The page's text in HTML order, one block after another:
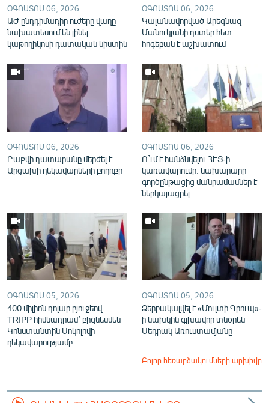
«Ազատության» բոլոր կայքերը
ՕԳՈՍՏՈՍ 06, 2026
ԱԺ ընդդիմադիր ուժերը վաղը
նախատեսում են լինել
կաթողիկոսի դատական նիստին
ՕԳՈՍՏՈՍ 06, 2026
Կալանավորված Արեգնազ
Մանուկյանի դստեր հետ
հոգեբան է աշխատում
ՕԳՈՍՏՈՍ 06, 2026
Բաքվի դատարանը մերժել է
Արցախի ղեկավարների բողոքը
ՕԳՈՍՏՈՍ 06, 2026
Ո՞ւմ է հանձնվելու ՀԷՑ-ի
կառավարումը. նախարարը
գործընթացից մանրամասներ է
ներկայացրել
ՕԳՈՍՏՈՍ 05, 2026
400 միլիոն դոլար բյուջեով
TRIPP հիմնադրամ՝ բիզնեսմեն
Կոնստանտին Սոկոլովի
ղեկավարությամբ
ՕԳՈՍՏՈՍ 05, 2026
Ձերբակալվել է «Մուլտի Գրուպ»-
ի նախկին գլխավոր տնօրեն
Սեդրակ Առուստամյանը
Բոլոր հեռարձակումների արխիվը